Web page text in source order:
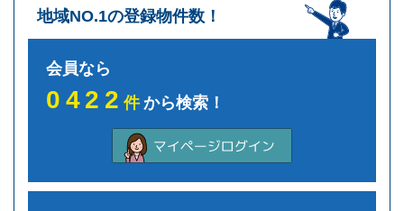
地域NO.1の登録物件数！
会員なら
0422件から検索！